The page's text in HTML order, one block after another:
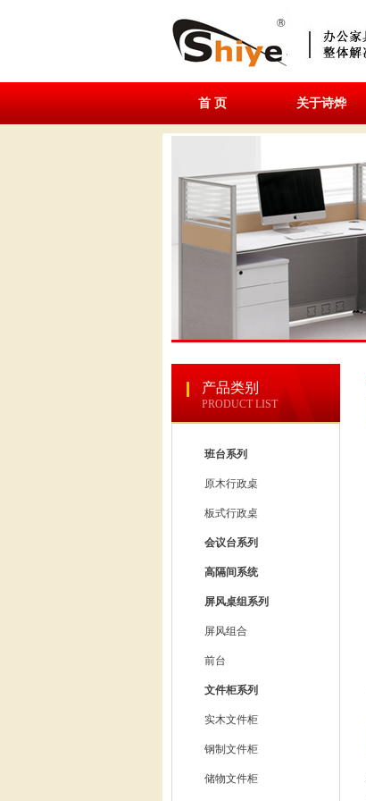
首 页 关于诗烨
产品类别
PRODUCT LIST
班台系列
原木行政桌
板式行政桌
会议台系列
高隔间系统
屏风桌组系列
屏风组合
前台
文件柜系列
实木文件柜
钢制文件柜
储物文件柜